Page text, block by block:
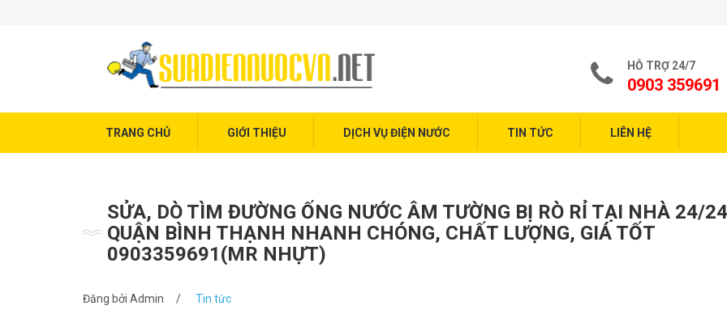
Dịch Vụ
HỖ TRỢ 24/7
0903 359691
TRANG CHỦ GIỚI THIỆU DỊCH VỤ ĐIỆN NƯỚC TIN TỨC LIÊN HỆ
SỬA, DÒ TÌM ĐƯỜNG ỐNG NƯỚC ÂM TƯỜNG BỊ RÒ RỈ TẠI NHÀ 24/
QUẬN BÌNH THẠNH NHANH CHÓNG, CHẤT LƯỢNG, GIÁ TỐT
0903359691(MR NHỰT)
Đăng bởi Admin / Tin tức